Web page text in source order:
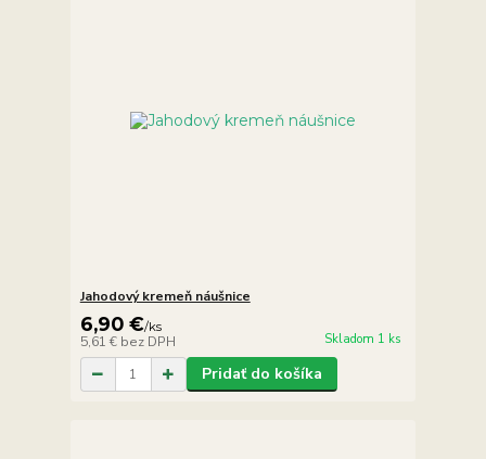
Jahodový kremeň náušnice
6,90 €/ks
5,61 € bez DPH Skladom 1 ks
Pridať do košíka